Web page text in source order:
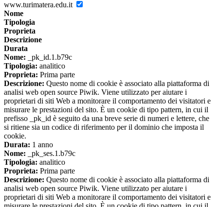
www.turimatera.edu.it
Nome
Tipologia
Proprieta
Descrizione
Durata
Nome: _pk_id.1.b79c
Tipologia: analitico
Proprieta: Prima parte
Descrizione: Questo nome di cookie è associato alla piattaforma di
analisi web open source Piwik. Viene utilizzato per aiutare i
proprietari di siti Web a monitorare il comportamento dei visitatori e
misurare le prestazioni del sito. È un cookie di tipo pattern, in cui il
prefisso _pk_id è seguito da una breve serie di numeri e lettere, che
si ritiene sia un codice di riferimento per il dominio che imposta il
cookie.
Durata: 1 anno
Nome: _pk_ses.1.b79c
Tipologia: analitico
Proprieta: Prima parte
Descrizione: Questo nome di cookie è associato alla piattaforma di
analisi web open source Piwik. Viene utilizzato per aiutare i
proprietari di siti Web a monitorare il comportamento dei visitatori e